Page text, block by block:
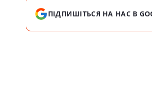
ПІДПИШІТЬСЯ НА НАС В